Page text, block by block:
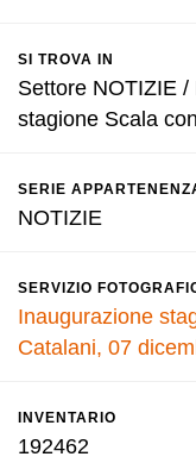
SI TROVA IN
Settore NOTIZIE
stagione Scala
SERIE
NOTIZIE
SERVIZIO
Inaugurazione
Catalani, 07
INVENTARIO
192462